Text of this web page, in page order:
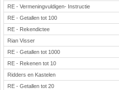
RE - Vermeningvuldigen- Instructie
RE - Getallen tot 100
RE - Rekendictee
Rian Visser
RE - Getallen tot 1000
RE - Rekenen tot 10
Ridders en Kastelen
RE - Getallen tot 20